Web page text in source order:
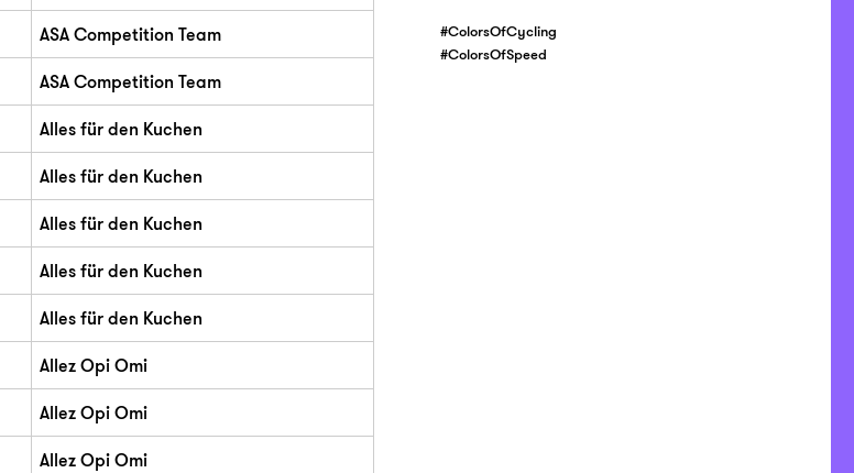
ASA Competition Team
ASA Competition Team
Alles für den Kuchen
Alles für den Kuchen
Alles für den Kuchen
Alles für den Kuchen
Alles für den Kuchen
Allez Opi Omi
Allez Opi Omi
Allez Opi Omi
#ColorsOfCycling
#ColorsOfSpeed